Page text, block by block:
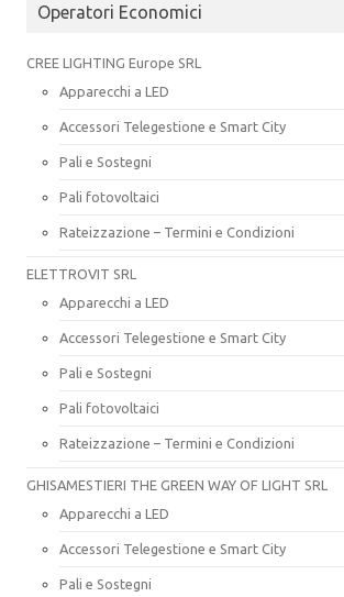
Operatori Economici
CREE LIGHTING Europe SRL
Apparecchi a LED
Accessori Telegestione e Smart City
Pali e Sostegni
Pali fotovoltaici
Rateizzazione – Termini e Condizioni
ELETTROVIT SRL
Apparecchi a LED
Accessori Telegestione e Smart City
Pali e Sostegni
Pali fotovoltaici
Rateizzazione – Termini e Condizioni
GHISAMESTIERI THE GREEN WAY OF LIGHT SRL
Apparecchi a LED
Accessori Telegestione e Smart City
Pali e Sostegni